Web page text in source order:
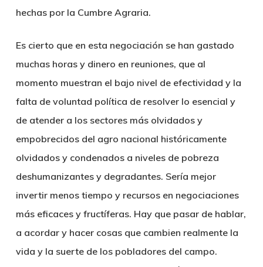
hechas por la Cumbre Agraria.
Es cierto que en esta negociación se han gastado
muchas horas y dinero en reuniones, que al
momento muestran el bajo nivel de efectividad y la
falta de voluntad política de resolver lo esencial y
de atender a los sectores más olvidados y
empobrecidos del agro nacional históricamente
olvidados y condenados a niveles de pobreza
deshumanizantes y degradantes. Sería mejor
invertir menos tiempo y recursos en negociaciones
más eficaces y fructíferas. Hay que pasar de hablar,
a acordar y hacer cosas que cambien realmente la
vida y la suerte de los pobladores del campo.